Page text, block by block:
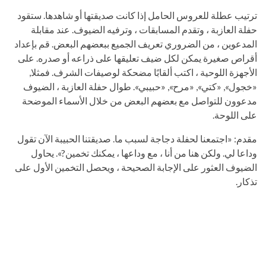
ترتيب عطلة للعروس الحامل إذا كانت صديقتها أو شاهدها. ستقود
حفلة العازبة ، وتقدم المسابقات ، وترفيه الضيوف. عند مقابلة
المدعوين ، من الضروري تعريف الجميع ببعضهم البعض. قم بإعداد
أقراص صغيرة يمكن لكل ضيف تعليقها على ذراعه أو صدره. على
الأجهزة اللوحية ، اكتب ألقابًا مضحكة لوصيفات الشرف. فمثلا,
«خجول», «كتي», «مرح», «حبيبي». طوال حفلة العازبة ، الضيوف
مدعوون للتواصل مع بعضهم البعض من خلال الأسماء الموضحة
على اللوحة.
مقدم: «اجتمعنا لحفلة دجاجة لسبب ما. صديقتنا الحبيبة الآن تقول
وداعا لي. ولكن هنا من أنا ، مع وداعها ، يمكنك تخمين?». يحاول
الضيوف العثور على الإجابة الصحيحة ، ويحصل التخمين الأول على
تذكار.